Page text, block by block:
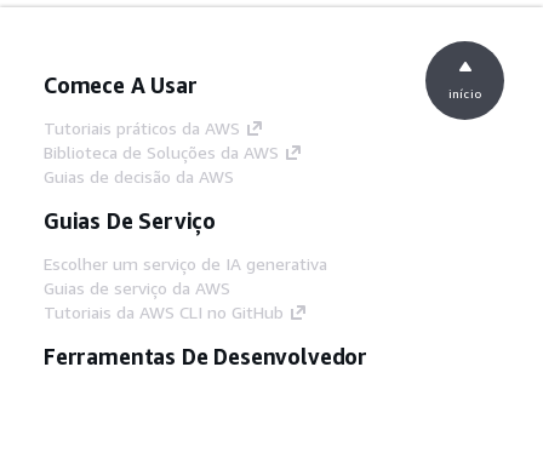
Comece A Usar
Tutoriais práticos da AWS
Biblioteca de Soluções da AWS
Guias de decisão da AWS
Guias De Serviço
Escolher um serviço de IA generativa
Guias de serviço da AWS
Tutoriais da AWS CLI no GitHub
Ferramentas De Desenvolvedor
início